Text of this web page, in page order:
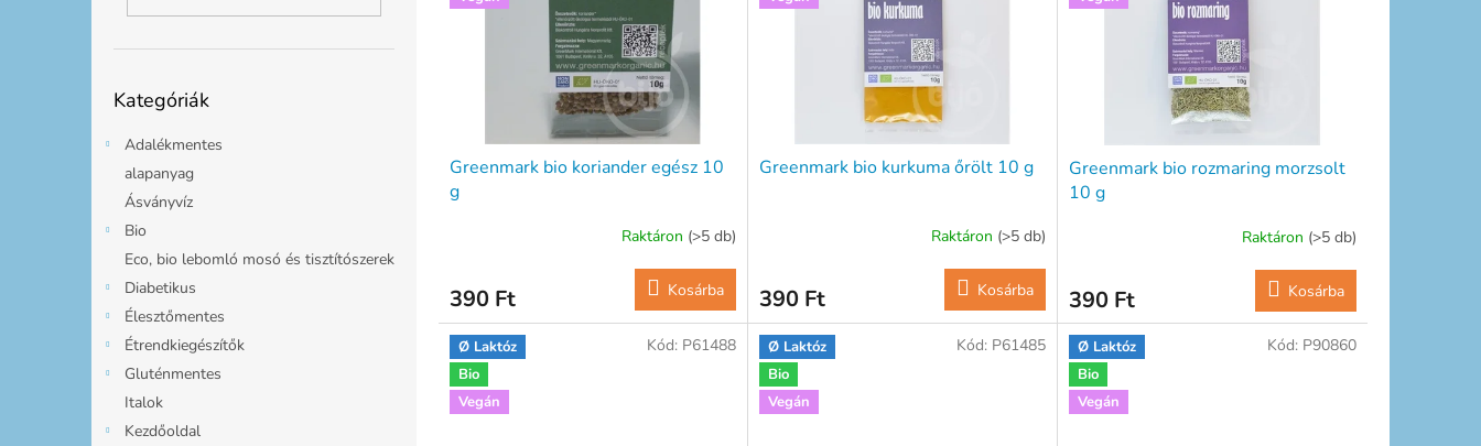
átugrása
Kategóriák
Adalékmentes
alapanyag
Ásványvíz
Bio
Eco, bio lebomló mosó és tisztítószerek
Diabetikus
Élesztőmentes
Étrendkiegészítők
Gluténmentes
Italok
Kezdőoldal
Greenmark bio koriander egész 10
g
Raktáron (>5 db)
390 Ft Kosárba
Greenmark bio kurkuma őrölt 10 g
Raktáron (>5 db)
390 Ft Kosárba
Greenmark bio rozmaring morzsolt
10 g
Raktáron (>5 db)
390 Ft Kosárba
Ø Laktóz
Bio
Vegán
Kód: P61488
Ø Laktóz
Bio
Vegán
Kód: P61485
Ø Laktóz
Bio
Vegán
Kód: P90860